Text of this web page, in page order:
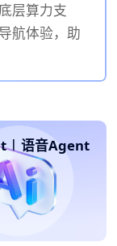
层算力支
航体验，助
| 语音Agent